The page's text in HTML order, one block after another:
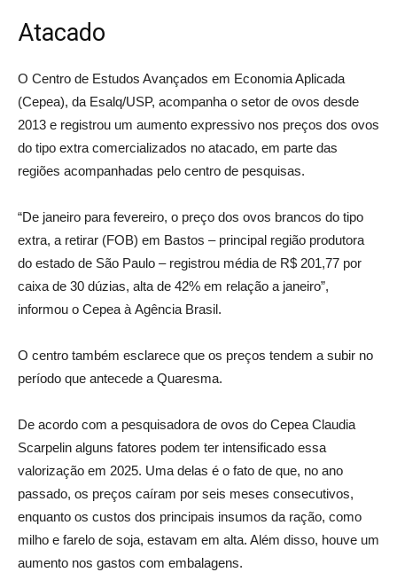
Atacado
O Centro de Estudos Avançados em Economia Aplicada
(Cepea), da Esalq/USP, acompanha o setor de ovos desde
2013 e registrou um aumento expressivo nos preços dos ovos
do tipo extra comercializados no atacado, em parte das
regiões acompanhadas pelo centro de pesquisas.
“De janeiro para fevereiro, o preço dos ovos brancos do tipo
extra, a retirar (FOB) em Bastos – principal região produtora
do estado de São Paulo – registrou média de R$ 201,77 por
caixa de 30 dúzias, alta de 42% em relação a janeiro”,
informou o Cepea à Agência Brasil.
O centro também esclarece que os preços tendem a subir no
período que antecede a Quaresma.
De acordo com a pesquisadora de ovos do Cepea Claudia
Scarpelin alguns fatores podem ter intensificado essa
valorização em 2025. Uma delas é o fato de que, no ano
passado, os preços caíram por seis meses consecutivos,
enquanto os custos dos principais insumos da ração, como
milho e farelo de soja, estavam em alta. Além disso, houve um
aumento nos gastos com embalagens.